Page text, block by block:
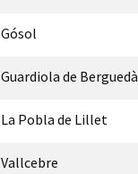
Gósol
Guardiola de Berguedà
La Pobla de Lillet
Vallcebre